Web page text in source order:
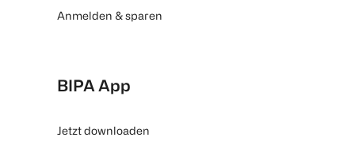
Anmelden & sparen
BIPA App
Jetzt downloaden